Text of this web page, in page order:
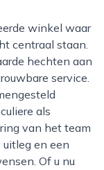
centraal staan.
hechten aan
service.
als
van het team
en een
Of u nu